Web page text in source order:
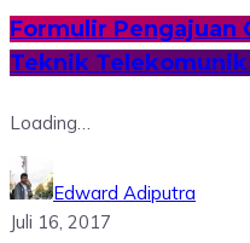
Formulir Pengajuan
Teknik
Loading…
Edward Adiputra
Juli 16, 2017